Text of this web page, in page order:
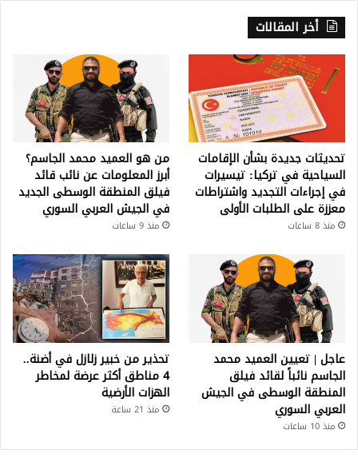
أخر المقالات
تحديثات جديدة بشأن الإقامات
السياحية في تركيا: تيسيرات
في إجراءات التجديد واشتراطات
معززة على الطلبات الأولى
منذ 8 ساعات
من هو العميد محمد الجاسم؟
أبرز المعلومات عن نائب قائد
فيلق المنطقة الوسطى الجديد
في الجيش العربي السوري
منذ 9 ساعات
عاجل | تعيين العميد محمد
الجاسم نائباً لقائد فيلق
المنطقة الوسطى في الجيش
العربي السوري
منذ 10 ساعات
تحذير من خبير زلازل في أضنة..
4 مناطق أكثر عرضة لمخاطر
الهزات الأرضية
منذ 21 ساعة